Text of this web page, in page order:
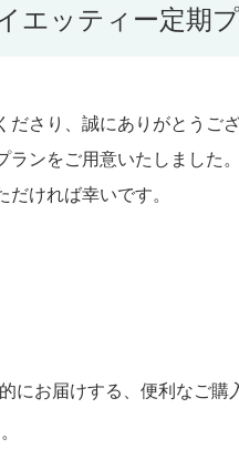
エッティー定期
さり、誠にありがとうござ
ンをご用意いたしました。
ければ幸いです。
にお届けする、便利なご購